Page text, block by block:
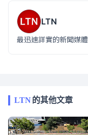
LTN
最迅速詳實的新聞媒體
LTN的其他文章